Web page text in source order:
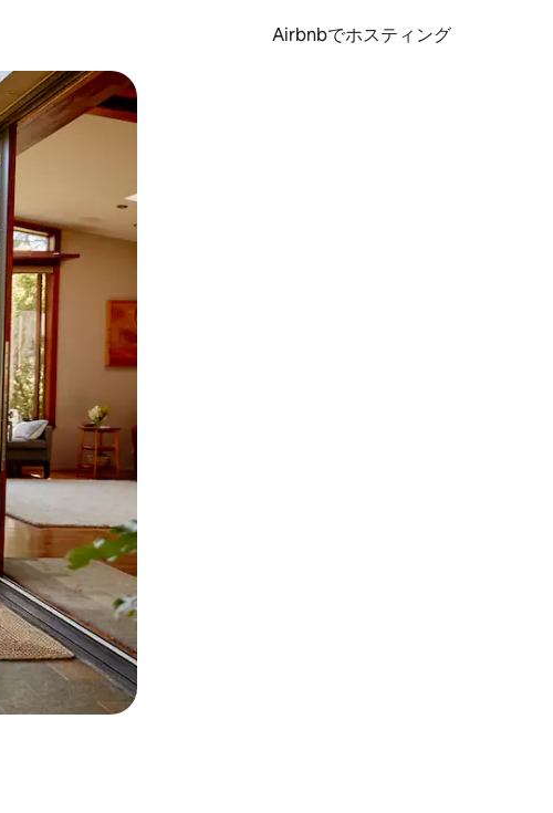
Airbnbでホスティング
ことができます。